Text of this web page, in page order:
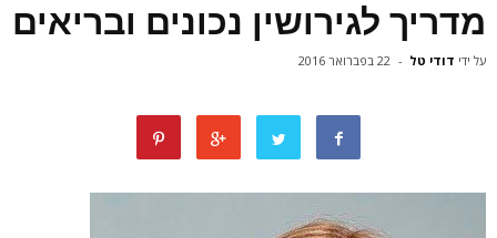
מדריך לגירושין נכונים ובריאים
על ידי דודי טל - 22 בפברואר 2016